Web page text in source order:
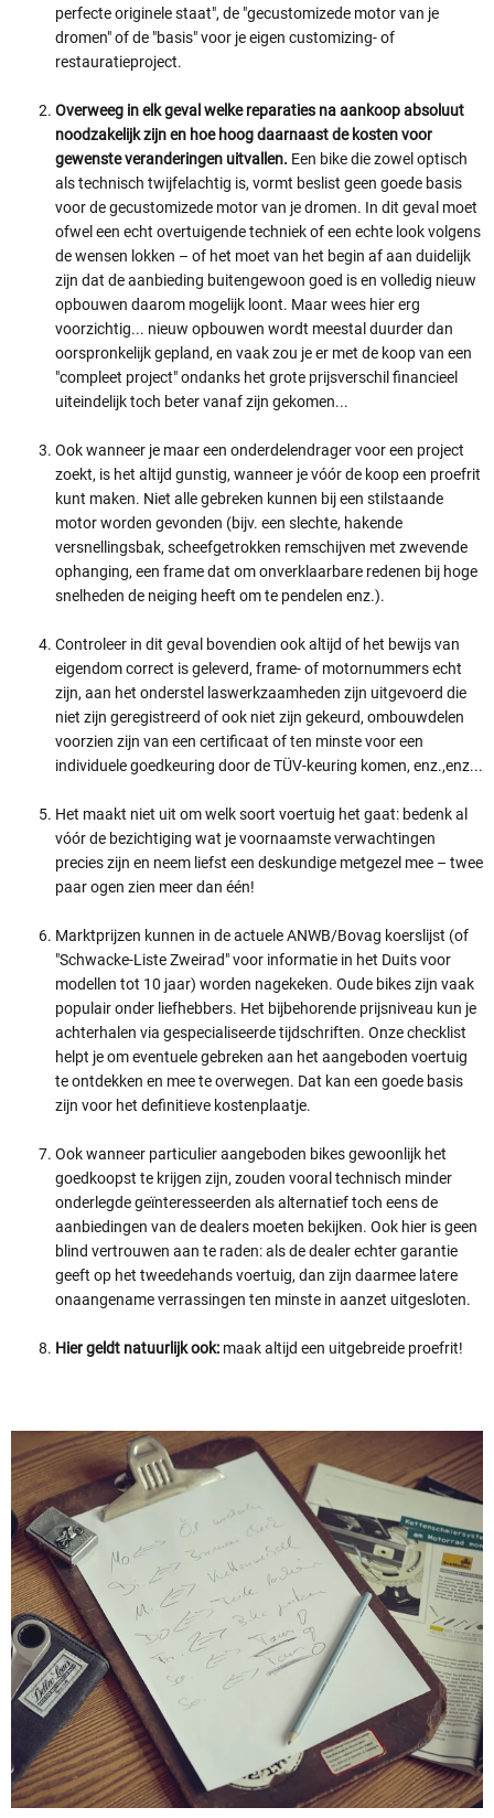
perfecte originele staat", de "gecustomizede motor van je
dromen" of de "basis" voor je eigen customizing- of
restauratieproject.
Overweeg in elk geval welke reparaties na aankoop absoluut
noodzakelijk zijn en hoe hoog daarnaast de kosten voor
gewenste veranderingen uitvallen. Een bike die zowel optisch
als technisch twijfelachtig is, vormt beslist geen goede basis
voor de gecustomizede motor van je dromen. In dit geval moet
ofwel een echt overtuigende techniek of een echte look volgens
de wensen lokken – of het moet van het begin af aan duidelijk
zijn dat de aanbieding buitengewoon goed is en volledig nieuw
opbouwen daarom mogelijk loont. Maar wees hier erg
voorzichtig... nieuw opbouwen wordt meestal duurder dan
oorspronkelijk gepland, en vaak zou je er met de koop van een
"compleet project" ondanks het grote prijsverschil financieel
uiteindelijk toch beter vanaf zijn gekomen...
Ook wanneer je maar een onderdelendrager voor een project
zoekt, is het altijd gunstig, wanneer je vóór de koop een proefrit
kunt maken. Niet alle gebreken kunnen bij een stilstaande
motor worden gevonden (bijv. een slechte, hakende
versnellingsbak, scheefgetrokken remschijven met zwevende
ophanging, een frame dat om onverklaarbare redenen bij hoge
snelheden de neiging heeft om te pendelen enz.).
Controleer in dit geval bovendien ook altijd of het bewijs van
eigendom correct is geleverd, frame- of motornummers echt
zijn, aan het onderstel laswerkzaamheden zijn uitgevoerd die
niet zijn geregistreerd of ook niet zijn gekeurd, ombouwdelen
voorzien zijn van een certificaat of ten minste voor een
individuele goedkeuring door de TÜV-keuring komen, enz.,enz...
Het maakt niet uit om welk soort voertuig het gaat: bedenk al
vóór de bezichtiging wat je voornaamste verwachtingen
precies zijn en neem liefst een deskundige metgezel mee – twee
paar ogen zien meer dan één!
Marktprijzen kunnen in de actuele ANWB/Bovag koerslijst (of
"Schwacke-Liste Zweirad" voor informatie in het Duits voor
modellen tot 10 jaar) worden nagekeken. Oude bikes zijn vaak
populair onder liefhebbers. Het bijbehorende prijsniveau kun je
achterhalen via gespecialiseerde tijdschriften. Onze checklist
helpt je om eventuele gebreken aan het aangeboden voertuig
te ontdekken en mee te overwegen. Dat kan een goede basis
zijn voor het definitieve kostenplaatje.
Ook wanneer particulier aangeboden bikes gewoonlijk het
goedkoopst te krijgen zijn, zouden vooral technisch minder
onderlegde geïnteresseerden als alternatief toch eens de
aanbiedingen van de dealers moeten bekijken. Ook hier is geen
blind vertrouwen aan te raden: als de dealer echter garantie
geeft op het tweedehands voertuig, dan zijn daarmee latere
onaangename verrassingen ten minste in aanzet uitgesloten.
Hier geldt natuurlijk ook: maak altijd een uitgebreide proefrit!